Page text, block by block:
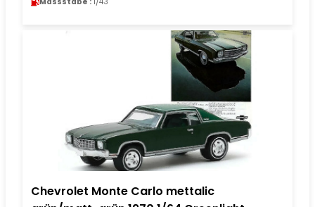
Chevrolet Monte Carlo mettalic